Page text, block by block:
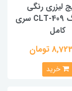
لیزری رنگی
سامسونگ CLT-409 سری
کامل
تومان
خرید